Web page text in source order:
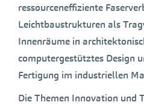
ressourceneffiziente
Leichtbaustrukturen als
Innenräume in
computergestütztes Design
Fertigung im industriellen
Die Themen Innovation und